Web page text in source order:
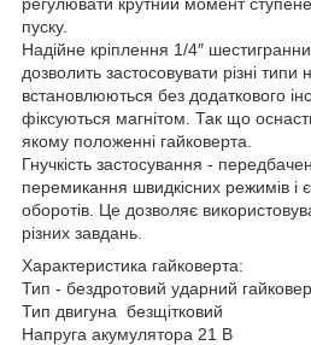
пуску.
Надійне кріплення 1/4″
дозволить застосовувати різні
встановлюються без додаткового
фіксуються магнітом. Так що
якому положенні гайковерта.
Гнучкість застосування -
перемикання швидкісних режимів і
оборотів. Це дозволяє
різних завдань.
Характеристика гайковерта:
Тип - бездротовий ударний
Тип двигуна безщітковий
Напруга акумулятора 21 В